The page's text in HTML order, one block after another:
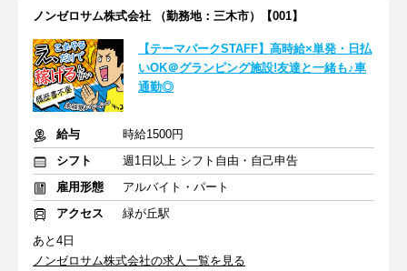
ノンゼロサム株式会社 （勤務地：三木市）【001】
【テーマパークSTAFF】高時給×単発・日払
いOK＠グランピング施設!友達と一緒も♪車
通勤◎
給与
時給1500円
シフト
週1日以上 シフト自由・自己申告
雇用形態
アルバイト・パート
アクセス
緑が丘駅
あと4日
ノンゼロサム株式会社の求人一覧を見る